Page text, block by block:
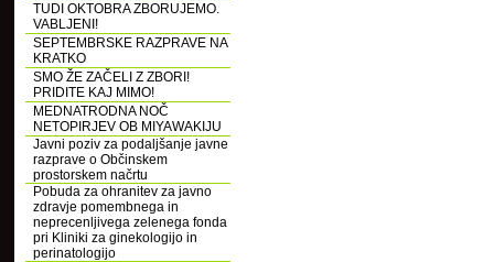
TUDI OKTOBRA ZBORUJEMO.
VABLJENI!
SEPTEMBRSKE RAZPRAVE NA
KRATKO
SMO ŽE ZAČELI Z ZBORI!
PRIDITE KAJ MIMO!
MEDNATRODNA NOČ
NETOPIRJEV OB MIYAWAKIJU
Javni poziv za podaljšanje javne
razprave o Občinskem
prostorskem načrtu
Pobuda za ohranitev za javno
zdravje pomembnega in
neprecenljivega zelenega fonda
pri Kliniki za ginekologijo in
perinatologijo